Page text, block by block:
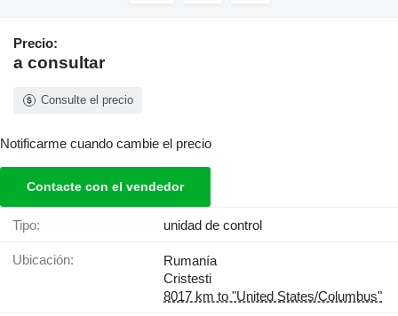
Precio:
a consultar
Consulte el precio
Notificarme cuando cambie el precio
Contacte con el vendedor
Tipo: unidad de control
Ubicación:
Rumanía
Cristesti
8017 km to "United States/Columbus"